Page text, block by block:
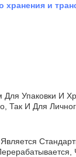
хранения и
Упаковки И
Так И Для